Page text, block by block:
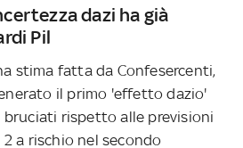
dazi ha già
Pil
stima fatta da Confesercenti,
il primo 'effetto dazio'
bruciati rispetto alle previsioni
a rischio nel secondo